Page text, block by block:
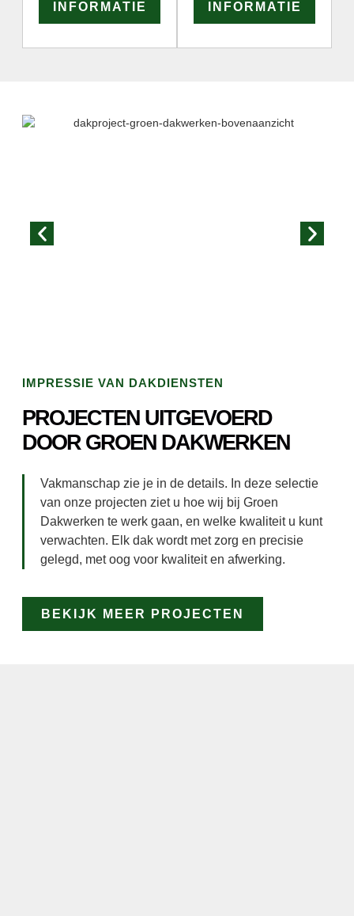
INFORMATIE INFORMATIE
IMPRESSIE VAN DAKDIENSTEN
PROJECTEN UITGEVOERD
DOOR GROEN DAKWERKEN
Vakmanschap zie je in de details. In deze selectie
van onze projecten ziet u hoe wij bij Groen
Dakwerken te werk gaan, en welke kwaliteit u kunt
verwachten. Elk dak wordt met zorg en precisie
gelegd, met oog voor kwaliteit en afwerking.
BEKIJK MEER PROJECTEN